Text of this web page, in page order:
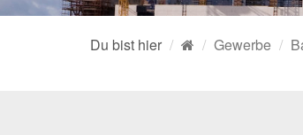
Du bist hier Gewerbe